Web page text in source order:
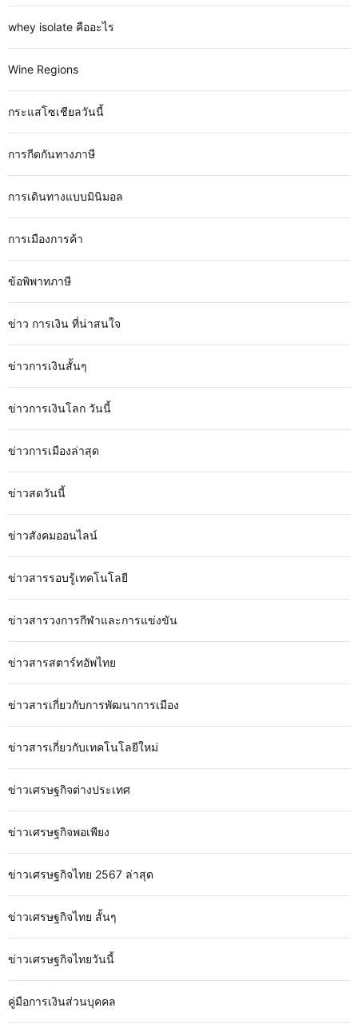
whey isolate คืออะไร
Wine Regions
กระแสโซเชียลวันนี้
การกีดกันทางภาษี
การเดินทางแบบมินิมอล
การเมืองการค้า
ข้อพิพาทภาษี
ข่าว การเงิน ที่น่าสนใจ
ข่าวการเงินสั้นๆ
ข่าวการเงินโลก วันนี้
ข่าวการเมืองล่าสุด
ข่าวสดวันนี้
ข่าวสังคมออนไลน์
ข่าวสารรอบรู้เทคโนโลยี
ข่าวสารวงการกีฬาและการแข่งขัน
ข่าวสารสตาร์ทอัพไทย
ข่าวสารเกี่ยวกับการพัฒนาการเมือง
ข่าวสารเกี่ยวกับเทคโนโลยีใหม่
ข่าวเศรษฐกิจต่างประเทศ
ข่าวเศรษฐกิจพอเพียง
ข่าวเศรษฐกิจไทย 2567 ล่าสุด
ข่าวเศรษฐกิจไทย สั้นๆ
ข่าวเศรษฐกิจไทยวันนี้
คู่มือการเงินส่วนบุคคล